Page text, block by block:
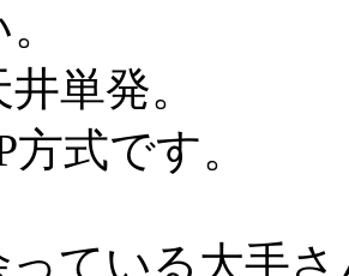
単発。
式です。
ている大手